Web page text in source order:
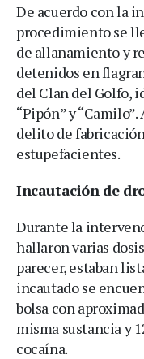
De acuerdo con la
procedimiento se
de allanamiento y
detenidos en
del Clan del Golfo,
“Pipón” y
delito de
estupefacientes.
Incautación de
Durante la
hallaron varias
parecer, estaban
incautado se
bolsa con
misma sustancia y
cocaína.